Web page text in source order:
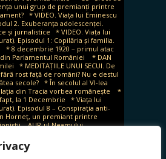
unui grup de premianți printre
* VIDEO. Viața lui Eminescu
2. Exuberanța adolescenței.
și jurnalistice
* VIDEO. Viața lui
Episodul 1: Copilăria și familia.
* 8 decembrie 1920 – primul atac
Parlamentul României
* DAN
* MEDITAȚIILE UNUI SECUI. De
rost față de români? Nu e destul
secole? * În secolul al VI-lea
din Tracia vorbea românește
*
la 1 Decembrie
* Viața lui
Episodul 8 – Conspirația anti-
Horneț, un premiant printre
– AUR-ul Neamului
* Imposibila dreptate pentru
comunist și neocomunist (I)